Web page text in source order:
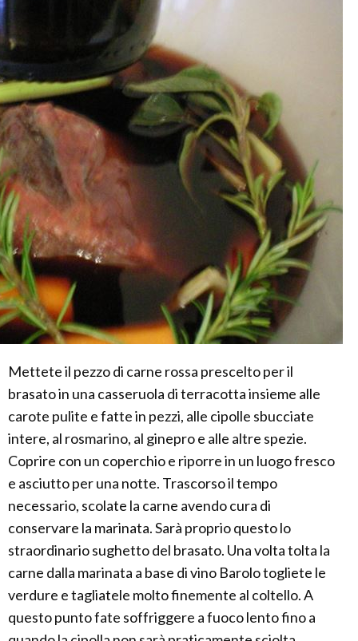
Mettete il pezzo di carne rossa prescelto per il
brasato in una casseruola di terracotta insieme alle
carote pulite e fatte in pezzi, alle cipolle sbucciate
intere, al rosmarino, al ginepro e alle altre spezie.
Coprire con un coperchio e riporre in un luogo fresco
e asciutto per una notte. Trascorso il tempo
necessario, scolate la carne avendo cura di
conservare la marinata. Sarà proprio questo lo
straordinario sughetto del brasato. Una volta tolta la
carne dalla marinata a base di vino Barolo togliete le
verdure e tagliatele molto finemente al coltello. A
questo punto fate soffriggere a fuoco lento fino a